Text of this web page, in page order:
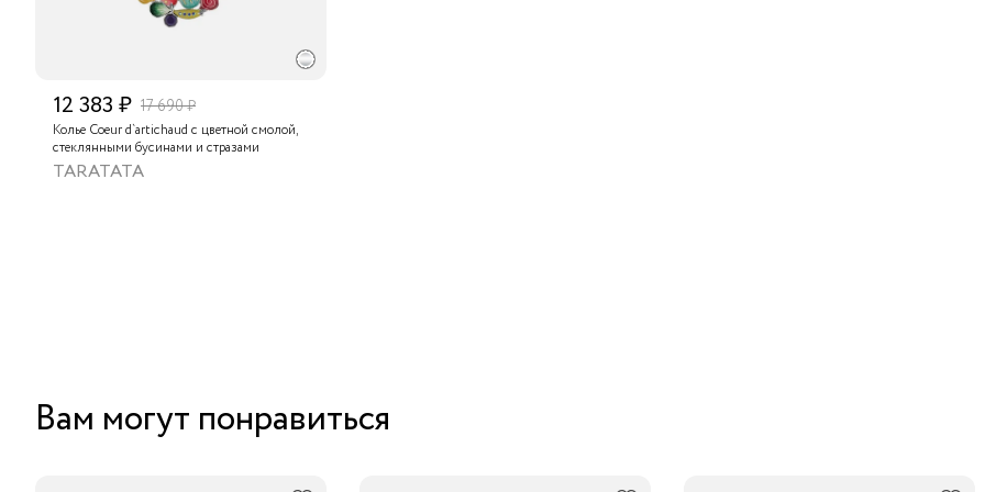
12 383 ₽ 17 690 ₽
Колье Coeur d`artichaud с цветной смолой,
стеклянными бусинами и стразами
TARATATA
Вам могут понравиться